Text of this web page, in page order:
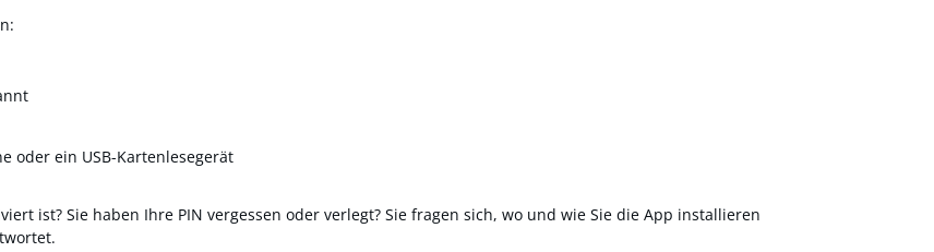
oder ein USB-Kartenlesegerät
ist? Sie haben Ihre PIN vergessen oder verlegt? Sie fragen sich, wo und wie Sie die App installieren